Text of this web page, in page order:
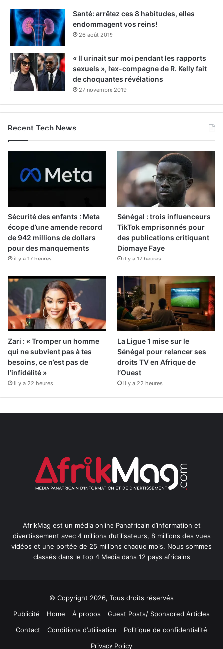
Santé: arrêtez ces 8 habitudes, elles
endommagent vos reins!
26 août 2019
« Il urinait sur moi pendant les rapports
sexuels », l’ex-compagne de R. Kelly fait
de choquantes révélations
27 novembre 2019
Recent Tech News
Sécurité des enfants : Meta
écope d’une amende record
de 942 millions de dollars
pour des manquements
il y a 17 heures
Sénégal : trois influenceurs
TikTok emprisonnés pour
des publications critiquant
Diomaye Faye
il y a 17 heures
Zari : « Tromper un homme
qui ne subvient pas à tes
besoins, ce n’est pas de
l’infidélité »
il y a 22 heures
La Ligue 1 mise sur le
Sénégal pour relancer ses
droits TV en Afrique de
l’Ouest
il y a 22 heures
AfrikMag est un média online Panafricain d’information et
divertissement avec 4 millions d’utilisateurs, 8 millions des vues
vidéos et une portée de 25 millions chaque mois. Nous sommes
classés dans le top 4 Media dans 12 pays africains
© Copyright 2026, Tous droits réservés
Publicité
Home À propos
Guest Posts/ Sponsored Articles
Contact
Conditions d’utilisation
Politique de confidentialité
Privacy Policy